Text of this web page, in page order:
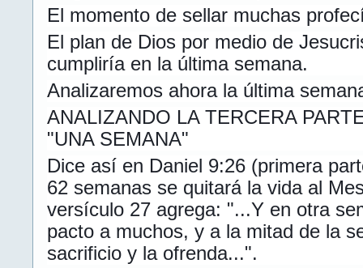
El momento de sellar muchas
El plan de Dios por medio de
cumpliría en la última semana.
Analizaremos ahora la última
ANALIZANDO LA TERCERA
"UNA SEMANA"
Dice así en Daniel 9:26 (primera
62 semanas se quitará la vida al
versículo 27 agrega: "...Y en otra
pacto a muchos, y a la mitad de la
sacrificio y la ofrenda...".